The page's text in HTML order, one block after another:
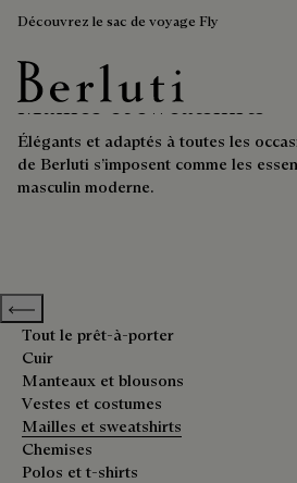
Découvrez le sac de voyage Fly
Page d'Accueil Berluti
Mailles et sweatshirts
Élégants et adaptés à toutes les
de Berluti s’imposent comme les
masculin moderne.
Previous categories
Tout le prêt-à-porter
Cuir
Manteaux et blousons
Vestes et costumes
Mailles et sweatshirts
Chemises
Polos et t-shirts